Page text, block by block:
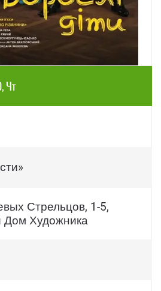
Чт
Стрельцов, 1-5,
Дом Художника